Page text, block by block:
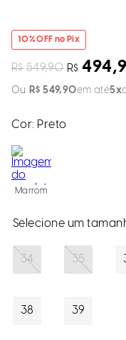
10% OFF no Pix
R$ 549,90 R$
R$ 549,90em até5
Cor: Preto
Marrom
34 35
38 39